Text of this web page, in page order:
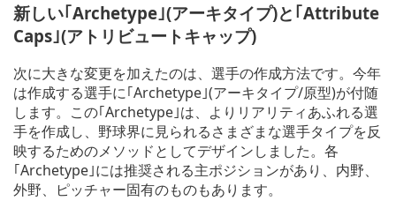
新しい｢Archetype｣(アーキタイプ)と｢Attribute
Caps｣(アトリビュートキャップ)
次に大きな変更を加えたのは、選手の作成方法です。今年
は作成する選手に｢Archetype｣(アーキタイプ/原型)が付随
します。この｢Archetype｣は、よりリアリティあふれる選
手を作成し、野球界に見られるさまざまな選手タイプを反
映するためのメソッドとしてデザインしました。各
｢Archetype｣には推奨される主ポジションがあり、内野、
外野、ピッチャー固有のものもあります。